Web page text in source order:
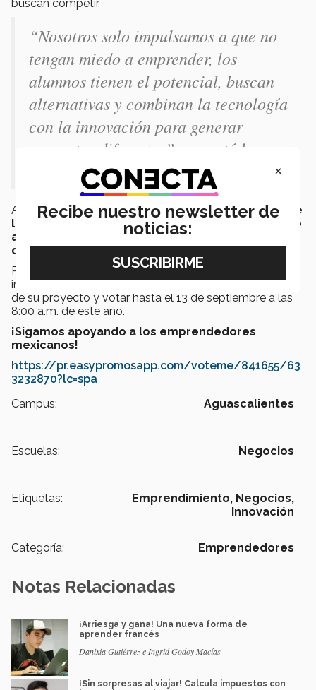
buscan competir.
“Nosotros solo impulsamos a que no
tengan miedo a emprender, los
alumnos tienen el potencial, buscan
alternativas y combinan la tecnología
con la innovación para generar
proyectos diferentes” comentó la
coordinadora.
Actualmente,este proyecto participa como uno de
los finalistas
para presentarlo ante inversionistas de
alto nivel en Los Ángelesy obtener
de financiamiento para su desarrollo.
Para esto, conseguir la mayoría de votos es
imprescindible por lo que te invitamos a conocer más
de su proyecto y votar hasta el 13 de septiembre a las
8:00 a.m. de este año.
¡Sigamos apoyando a los emprendedores
mexicanos!
https://pr.easypromosapp.com/voteme/841655/63
3232870?lc=spa
Campus:
Aguascalientes
Escuelas: Negocios
Etiquetas: Emprendimiento, Negocios,
Innovación
Categoría: Emprendedores
Notas Relacionadas
¡Arriesga y gana! Una nueva forma de
aprender francés
Danixia Gutiérrez e Ingrid Godoy Macías
¡Sin sorpresas al viajar! Calcula impuestos con
×
Recibe nuestro newsletter de
noticias: